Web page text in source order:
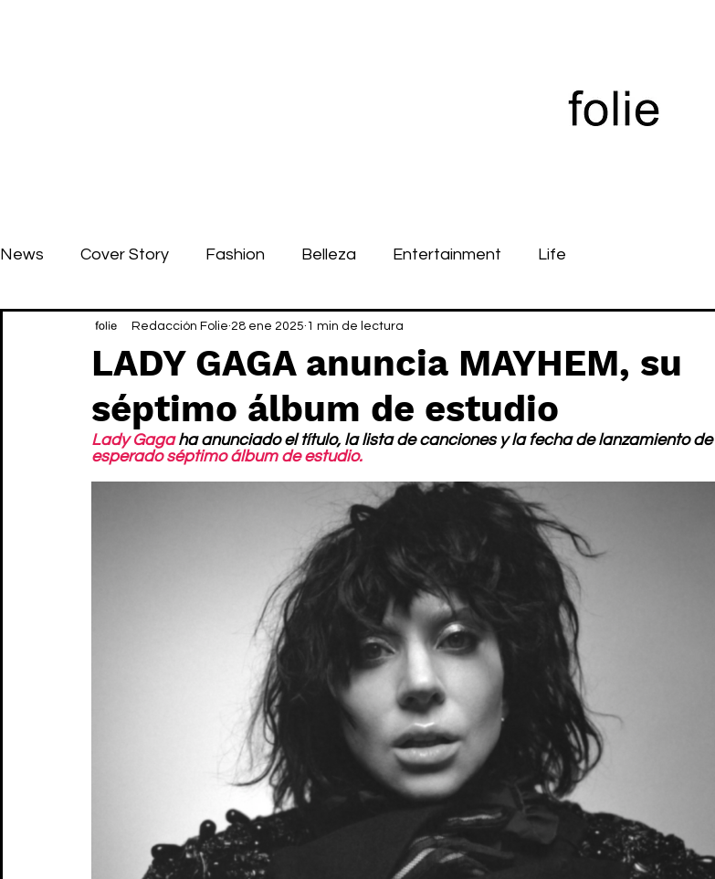
News Cover Story Fashion Belleza Entertainment Life
LADY GAGA anuncia MAYHEM, su
séptimo álbum de estudio
Redacción Folie 28 ene 2025 1 min de lectura
Lady Gaga ha anunciado el título, la lista de canciones y la fecha de lanzamiento de
esperado séptimo álbum de estudio.